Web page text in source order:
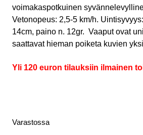
voimakaspotkuinen
Vetonopeus: 2,5-5 km/h.
14cm, paino n. 12gr. Vaaput ovat
saattavat hieman poiketa kuvien
Yli 120 euron tilauksiin ilmainen
Varastossa